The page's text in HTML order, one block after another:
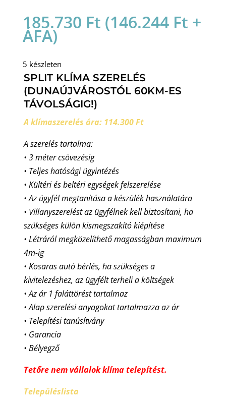
185.730 Ft (146.244 Ft +
ÁFA)
5 készleten
SPLIT KLÍMA SZERELÉS
(DUNAÚJVÁROSTÓL 60KM-ES
TÁVOLSÁGIG!)
A klímaszerelés ára: 114.300 Ft
A szerelés tartalma:
• 3 méter csövezésig
• Teljes hatósági ügyintézés
• Kültéri és beltéri egységek felszerelése
• Az ügyfél megtanítása a készülék használatára
• Villanyszerelést az ügyfélnek kell biztosítani, ha
szükséges külön kismegszakító kiépítése
• Létráról megközelíthető magasságban maximum
4m-ig
• Kosaras autó bérlés, ha szükséges a
kivitelezéshez, az ügyfélt terheli a költségek
• Az ár 1 faláttörést tartalmaz
• Alap szerelési anyagokat tartalmazza az ár
• Telepítési tanúsítvány
• Garancia
• Bélyegző
Tetőre nem vállalok klíma telepítést.
Településlista